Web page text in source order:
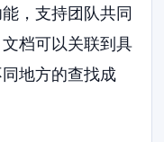
，支持团队共同
档可以关联到具
地方的查找成